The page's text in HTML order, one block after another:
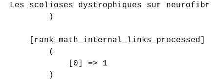
Les scolioses dystrophiques sur
        )
[rank_math_internal_links_processed]
        (
            [0] => 1
        )